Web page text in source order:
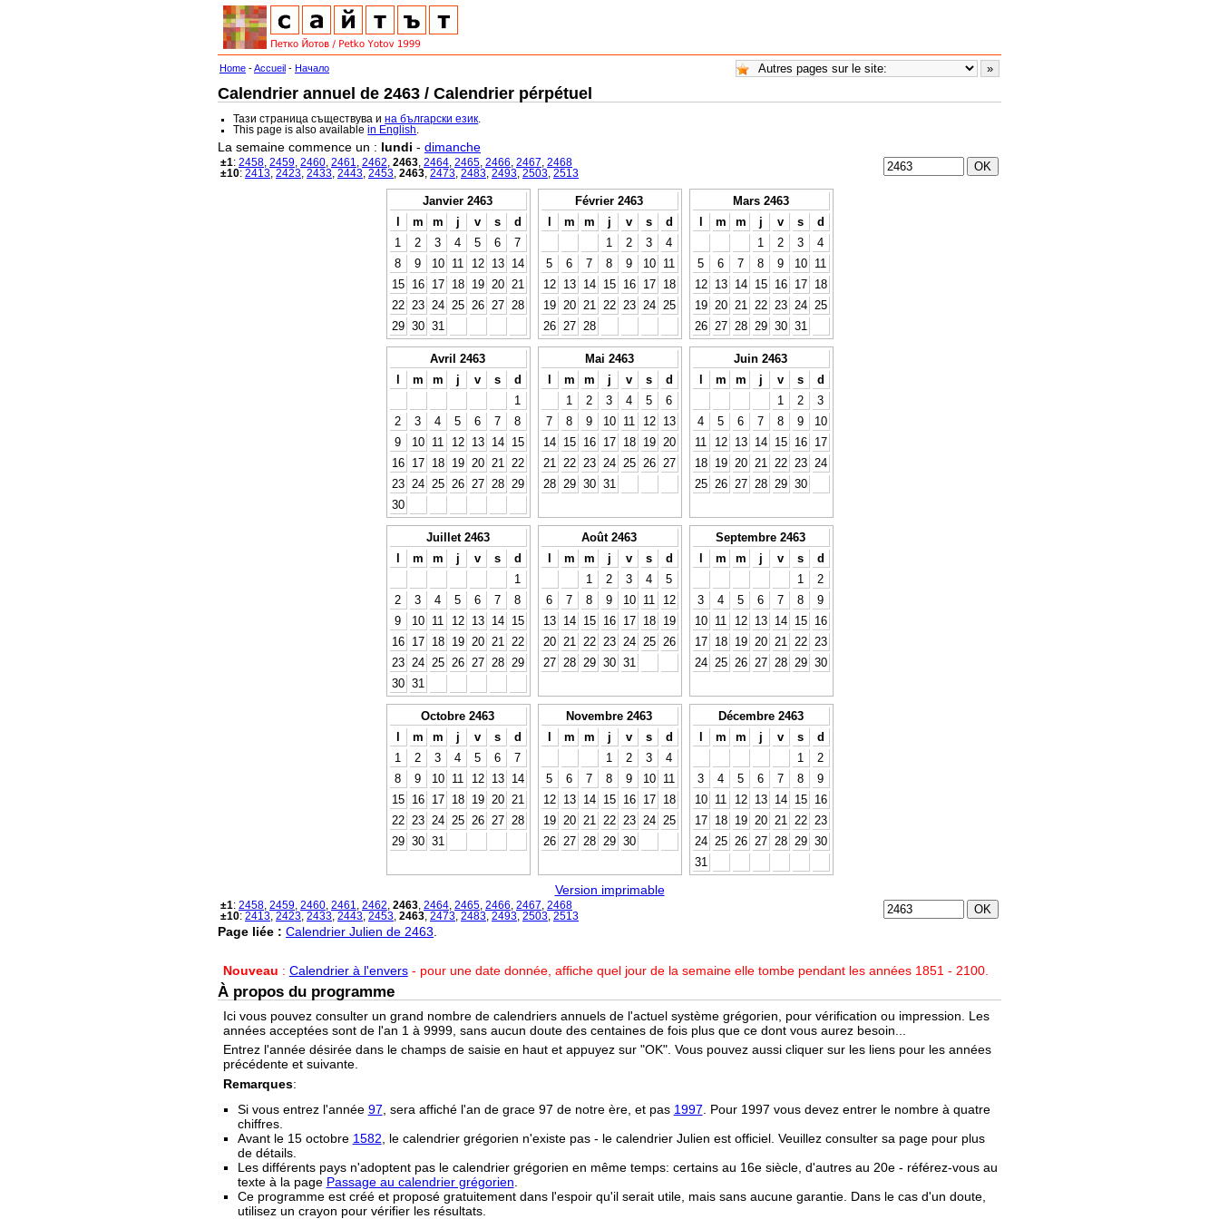
Home -Accueil - Начало
Calendrier annuel de 2463 / Calendrier pérpétuel
Тази страница съществува ина български език
This page is also availablein English
La semaine commence un : lundi - dimanche
±1: 2458 2459 2460 2461 2462 2463 2464 2465 2466 2467 2468
±10: 2413 2423 2433 2443 2453 2463 2473 2483 2493 2503 2513
Janvier 2463
l
m m j v s
d
1
2 3 4 5 6
7
8
9 10 11 12 13
14
15
16 17 18 19 20
21
22
23 24 25 26 27
28
29 30 31
Février 2463
l
m m j v s
d
1
2 3
4
5
6 7 8 9 10
11
12
13 14 15 16 17
18
19
20 21 22 23 24
25
26
27 28
Mars 2463
l
m m j v s
d
1
2 3
4
5
6 7 8 9 10
11
12
13 14 15 16 17
18
19
20 21 22 23 24
25
26
27 28 29 30 31
Avril 2463
l
m m j v s
d
1
2
3 4 5 6 7
8
9
10 11 12 13 14
15
16
17 18 19 20 21
22
23
24 25 26 27 28
29
30
Mai 2463
l
m m j v s
d
1
2 3 4 5
6
7
8 9 10 11 12
13
14
15 16 17 18 19
20
21
22 23 24 25 26
27
28
29 30 31
Juin 2463
l
m m j v s
d
1
2
3
4
5 6 7 8 9
10
11
12 13 14 15 16
17
18
19 20 21 22 23
24
25
26 27 28 29 30
Juillet 2463
l
m m j v s
d
1
2
3 4 5 6 7
8
9
10 11 12 13 14
15
16
17 18 19 20 21
22
23
24 25 26 27 28
29
30 31
Août 2463
l
m m j v s
d
1
2 3 4
5
6
7 8 9 10 11
12
13
14 15 16 17 18
19
20
21 22 23 24 25
26
27
28 29 30 31
Septembre 2463
l
m m j v s
d
1
2
3
4 5 6 7 8
9
10
11 12 13 14 15
16
17
18 19 20 21 22
23
24
25 26 27 28 29 30
Octobre 2463
l
m m j v s
d
1
2 3 4 5 6
7
8
9 10 11 12 13
14
15
16 17 18 19 20
21
22
23 24 25 26 27
28
29 30 31
Novembre 2463
l
m m j v s
d
1
2 3
4
5
6 7 8 9 10
11
12
13 14 15 16 17
18
19
20 21 22 23 24
25
26
27 28 29 30
Décembre 2463
l
m m j v s
d
1
2
3
4 5 6 7 8
9
10
11 12 13 14 15
16
17
18 19 20 21 22
23
24
25 26 27 28 29 30
31
Version imprimable
±1: 2458 2459 2460 2461 2462 2463 2464 2465 2466 2467 2468
±10: 2413 2423 2433 2443 2453 2463 2473 2483 2493 2503 2513
Page liée : Calendrier Julien de 2463
Nouveau : Calendrier à l'envers- pour une date donnée, affiche quel jour de la semaine elle tombe pendant les années 1851 - 2100.
À propos du programme
Ici vous pouvez consulter un grand nombre de calendriers annuels de l'actuel système grégorien, pour vérification ou impression. Les
années acceptées sont de l'an 1 à 9999, sans aucun doute des centaines de fois plus que ce dont vous aurez besoin...
Entrez l'année désirée dans le champs de saisie en haut et appuyez sur "OK". Vous pouvez aussi cliquer sur les liens pour les années
précédente et suivante.
Remarques:
Si vous entrez l'année 97 , sera affiché l'an de grace 97 de notre ère, et pas 1997 . Pour 1997 vous devez entrer le nombre à quatre
chiffres.
Avant le 15 octobre 1582 , le calendrier grégorien n'existe pas - le calendrier Julien est officiel. Veuillez consulter sa page pour plus
de détails.
Les différents pays n'adoptent pas le calendrier grégorien en même temps: certains au 16e siècle, d'autres au 20e - référez-vous au
texte à la page Passage au calendrier grégorien
Ce programme est créé et proposé gratuitement dans l'espoir qu'il serait utile, mais sans aucune garantie. Dans le cas d'un doute,
utilisez un crayon pour vérifier les résultats.